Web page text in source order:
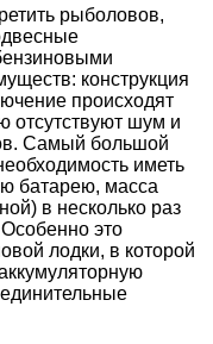
рыболовов,
конструкция
происходят
отсутствуют шум и
Самый большой
иметь
батарею, масса
в несколько раз
это
лодки, в которой